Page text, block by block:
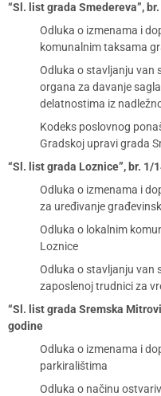
“Sl. list grada Smedereva”,
Odluka o izmenama i
komunalnim taksama
Odluka o stavljanju van
organa za davanje
delatnostima iz
Kodeks poslovnog
Gradskoj upravi grada
“Sl. list grada Loznice”, br. 1/
Odluka o izmenama i
za uređivanje
Odluka o lokalnim
Loznice
Odluka o stavljanju van
zaposlenoj trudnici za
“Sl. list grada Sremska
godine
Odluka o izmenama i
parkiralištima
Odluka o načinu